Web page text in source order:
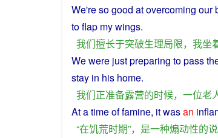
We're sogood at overcoming our
to flap mywings.
我们擅长于突破生理局限， 我坐
Wewere justpreparing topass
stay in his home.
我们正准备露营的时候， 一位老
Atatimeoffamine, itwasan
“在饥荒时期”， 是一种煽动性的